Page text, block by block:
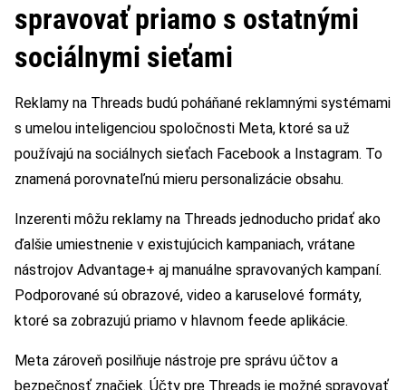
spravovať priamo s ostatnými
sociálnymi sieťami
Reklamy na Threads budú poháňané reklamnými systémami
s umelou inteligenciou spoločnosti Meta, ktoré sa už
používajú na sociálnych sieťach Facebook a Instagram. To
znamená porovnateľnú mieru personalizácie obsahu.
Inzerenti môžu reklamy na Threads jednoducho pridať ako
ďalšie umiestnenie v existujúcich kampaniach, vrátane
nástrojov Advantage+ aj manuálne spravovaných kampaní.
Podporované sú obrazové, video a karuselové formáty,
ktoré sa zobrazujú priamo v hlavnom feede aplikácie.
Meta zároveň posilňuje nástroje pre správu účtov a
bezpečnosť značiek. Účty pre Threads je možné spravovať